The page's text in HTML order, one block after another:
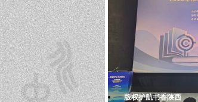
腊味满廊棚 安昌醉年味